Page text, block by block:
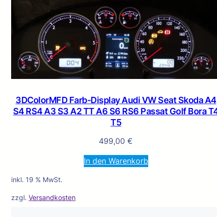
3DColorMFD Farb-Display Audi VW Seat Skoda A4
S4 RS4 A3 S3 A2 TT A6 S6 RS6 Passat Golf Bora
T5
499,00€
In den Warenkorb
inkl. 19 % MwSt.
zzgl. Versandkosten